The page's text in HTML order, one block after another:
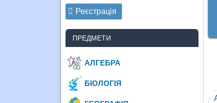
Реєстрація
ПРЕДМЕТИ
АЛГЕБРА
БІОЛОГІЯ